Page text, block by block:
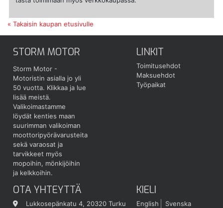
« Takaisin kaupan etusivulle
STORM MOTOR
Storm Motor -
Motoristin asialla jo yli
50 vuotta. Klikkaa ja lue
lisää meistä.
Valikoimastamme
löydät kenties maan
suurimman valikoiman
moottoripyörävarusteita
sekä varaosat ja
tarvikkeet myös
mopoihin, mönkijöihin
ja kelkkoihin.
LINKIT
Toimitusehdot
Maksuehdot
Työpaikat
OTA YHTEYTTÄ
Lukkosepänkatu 4, 20320 Turku
KIELI
English Svenska